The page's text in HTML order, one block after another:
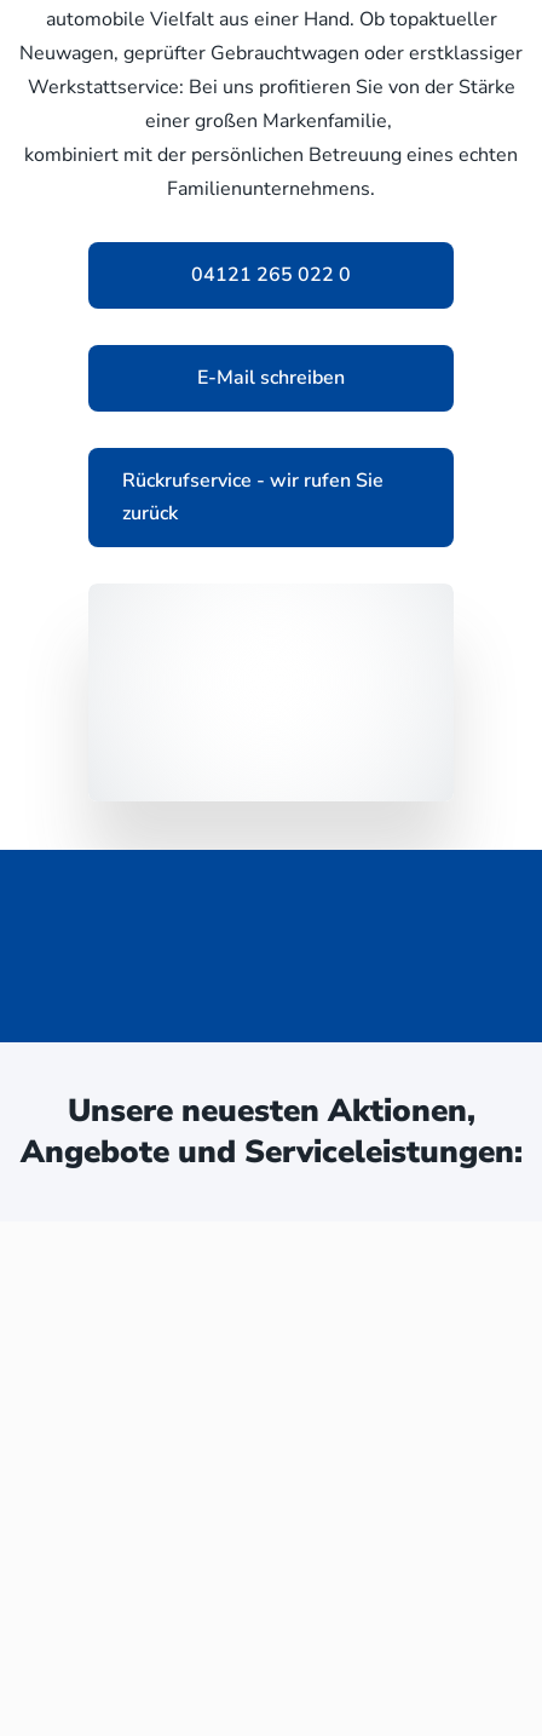
automobile Vielfalt aus einer Hand. Ob topaktueller
Neuwagen, geprüfter Gebrauchtwagen oder erstklassiger
Werkstattservice: Bei uns profitieren Sie von der Stärke
einer großen Markenfamilie,
kombiniert mit der persönlichen Betreuung eines echten
Familienunternehmens.
04121 265 022 0
E-Mail schreiben
Rückrufservice - wir rufen Sie
zurück
Unsere neuesten Aktionen,
Angebote und Serviceleistungen: